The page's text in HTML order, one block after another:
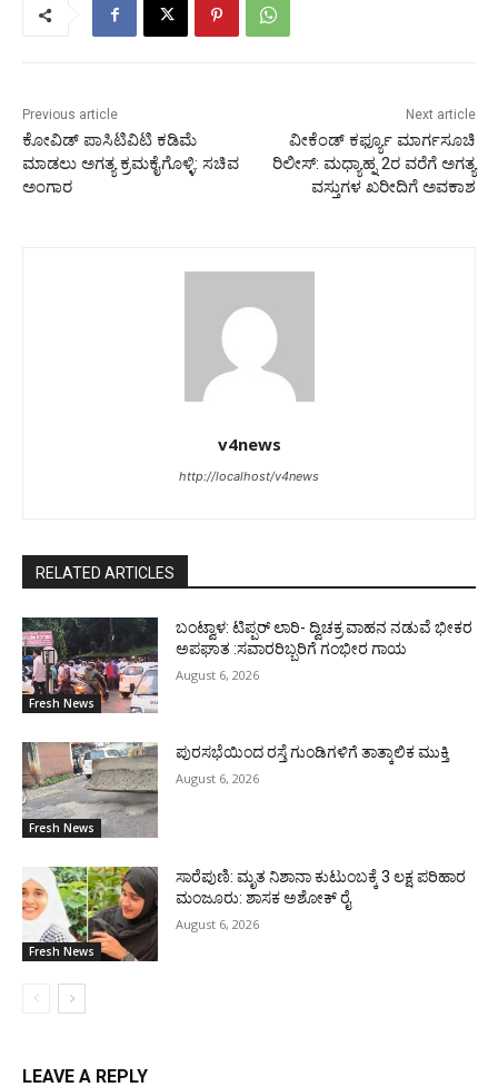
Previous article
ಕೋವಿಡ್ ಪಾಸಿಟಿವಿಟಿ ಕಡಿಮೆ
ಮಾಡಲು ಅಗತ್ಯ ಕ್ರಮಕೈಗೊಳ್ಳಿ: ಸಚಿವ
ಅಂಗಾರ
Next article
ವೀಕೆಂಡ್ ಕರ್ಫ್ಯೂ ಮಾರ್ಗಸೂಚಿ
ರಿಲೀಸ್: ಮಧ್ಯಾಹ್ನ 2ರ ವರೆಗೆ ಅಗತ್ಯ
ವಸ್ತುಗಳ ಖರೀದಿಗೆ ಅವಕಾಶ
v4news
http://localhost/v4news
RELATED ARTICLES
Fresh News
ಬಂಟ್ವಾಳ: ಟಿಪ್ಪರ್ ಲಾರಿ- ದ್ವಿಚಕ್ರ ವಾಹನ ನಡುವೆ ಭೀಕರ
ಅಪಘಾತ :ಸವಾರರಿಬ್ಬರಿಗೆ ಗಂಭೀರ ಗಾಯ
August 6, 2026
Fresh News
ಪುರಸಭೆಯಿಂದ ರಸ್ತೆ ಗುಂಡಿಗಳಿಗೆ ತಾತ್ಕಾಲಿಕ ಮುಕ್ತಿ
August 6, 2026
Fresh News
ಸಾರೆಪುಣಿ: ಮೃತ ನಿಶಾನಾ ಕುಟುಂಬಕ್ಕೆ 3 ಲಕ್ಷ ಪರಿಹಾರ
ಮಂಜೂರು: ಶಾಸಕ ಅಶೋಕ್ ರೈ
August 6, 2026
LEAVE A REPLY